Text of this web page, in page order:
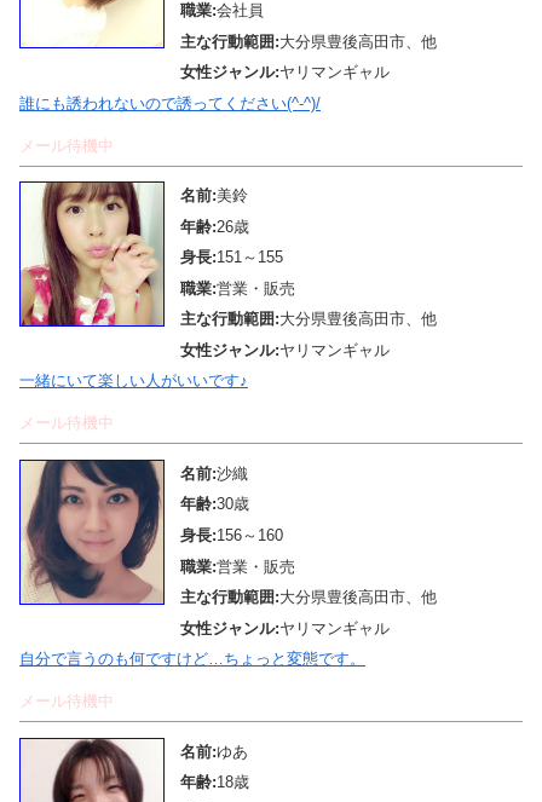
職業:会社員
主な行動範囲:大分県豊後高田市、他
女性ジャンル:ヤリマンギャル
誰にも誘われないので誘ってください(^-^)/
メール待機中
名前:美鈴
年齢:26歳
身長:151～155
職業:営業・販売
主な行動範囲:大分県豊後高田市、他
女性ジャンル:ヤリマンギャル
一緒にいて楽しい人がいいです♪
メール待機中
名前:沙織
年齢:30歳
身長:156～160
職業:営業・販売
主な行動範囲:大分県豊後高田市、他
女性ジャンル:ヤリマンギャル
自分で言うのも何ですけど…ちょっと変態です。
メール待機中
名前:ゆあ
年齢:18歳